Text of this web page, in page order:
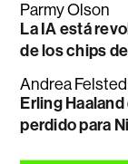
Parmy Olson
La IA está
de los chips
Andrea Felsted
Erling
perdido para